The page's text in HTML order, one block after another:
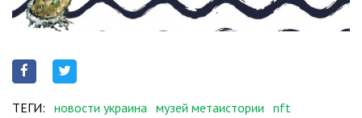
ТЕГИ: новости украина музей метаистории nft